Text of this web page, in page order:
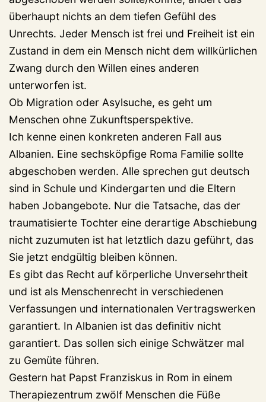
überhaupt nichts an dem tiefen Gefühl des
Unrechts. Jeder Mensch ist frei und Freiheit ist ein
Zustand in dem ein Mensch nicht dem willkürlichen
Zwang durch den Willen eines anderen
unterworfen ist.
Ob Migration oder Asylsuche, es geht um
Menschen ohne Zukunftsperspektive.
Ich kenne einen konkreten anderen Fall aus
Albanien. Eine sechsköpfige Roma Familie sollte
abgeschoben werden. Alle sprechen gut deutsch
sind in Schule und Kindergarten und die Eltern
haben Jobangebote. Nur die Tatsache, das der
traumatisierte Tochter eine derartige Abschiebung
nicht zuzumuten ist hat letztlich dazu geführt, das
Sie jetzt endgültig bleiben können.
Es gibt das Recht auf körperliche Unversehrtheit
und ist als Menschenrecht in verschiedenen
Verfassungen und internationalen Vertragswerken
garantiert. In Albanien ist das definitiv nicht
garantiert. Das sollen sich einige Schwätzer mal
zu Gemüte führen.
Gestern hat Papst Franziskus in Rom in einem
Therapiezentrum zwölf Menschen die Füße